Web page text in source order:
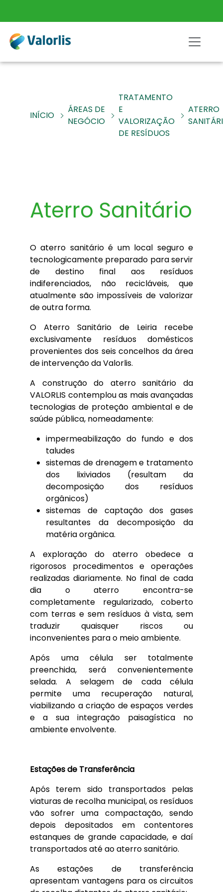
INÍCIO
ÁREAS DE
NEGÓCIO
TRATAMENTO
E
VALORIZAÇÃO
DE RESÍDUOS
ATERRO
Aterro Sanitário
O aterro sanitário é um local seguro e
tecnologicamente preparado para servir
de destino final aos resíduos
indiferenciados, não recicláveis, que
atualmente são impossíveis de valorizar
de outra forma.
O Aterro Sanitário de Leiria recebe
exclusivamente resíduos domésticos
provenientes dos seis concelhos da área
de intervenção da Valorlis.
A construção do aterro sanitário da
VALORLIS contemplou as mais avançadas
tecnologias de proteção ambiental e de
saúde pública, nomeadamente:
impermeabilização do fundo e dos
taludes
sistemas de drenagem e tratamento
dos lixiviados (resultam da
decomposição dos resíduos
orgânicos)
sistemas de captação dos gases
resultantes da decomposição da
matéria orgânica.
A exploração do aterro obedece a
rigorosos procedimentos e operações
realizadas diariamente. No final de cada
dia o aterro encontra-se
completamente regularizado, coberto
com terras e sem resíduos à vista, sem
traduzir quaisquer riscos ou
inconvenientes para o meio ambiente.
Após uma célula ser totalmente
preenchida, será convenientemente
selada. A selagem de cada célula
permite uma recuperação natural,
viabilizando a criação de espaços verdes
e a sua integração paisagística no
ambiente envolvente.
Estações de Transferência
Após terem sido transportados pelas
viaturas de recolha municipal, os resíduos
vão sofrer uma compactação, sendo
depois depositados em contentores
estanques de grande capacidade, e daí
transportados até ao aterro sanitário.
As estações de transferência
apresentam vantagens para os circuitos